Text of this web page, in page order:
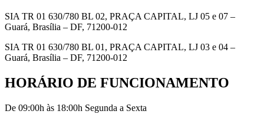
SIA TR 01 630/780 BL 02, PRAÇA CAPITAL, LJ 05 e 07 –
Guará, Brasília – DF, 71200-012
SIA TR 01 630/780 BL 01, PRAÇA CAPITAL, LJ 03 e 04 –
Guará, Brasília – DF, 71200-012
HORÁRIO DE FUNCIONAMENTO
De 09:00h às 18:00h Segunda a Sexta